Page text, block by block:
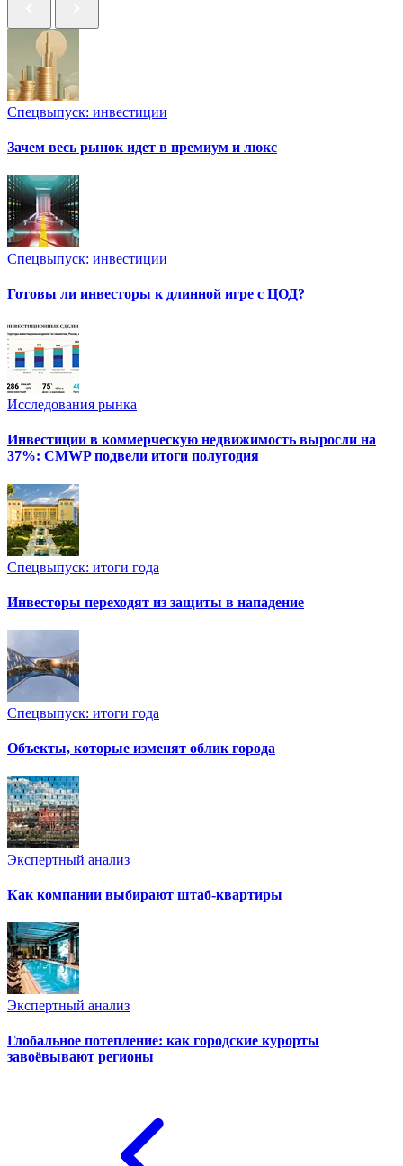
Спецвыпуск: инвестиции
Зачем весь рынок идет в премиум и люкс
Спецвыпуск: инвестиции
Готовы ли инвесторы к длинной игре с ЦОД?
Исследования рынка
Инвестиции в коммерческую недвижимость выросли на
37%: CMWP подвели итоги полугодия
Спецвыпуск: итоги года
Инвесторы переходят из защиты в нападение
Спецвыпуск: итоги года
Объекты, которые изменят облик города
Экспертный анализ
Как компании выбирают штаб-квартиры
Экспертный анализ
Глобальное потепление: как городские курорты
завоёвывают регионы